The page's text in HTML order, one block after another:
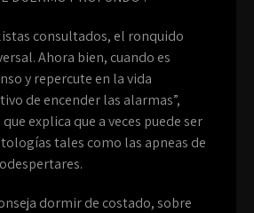
consultados, el ronquido
Ahora bien, cuando es
y repercute en la vida
de encender las alarmas”,
explica que a veces puede ser
tales como las apneas de
dormir de costado, sobre